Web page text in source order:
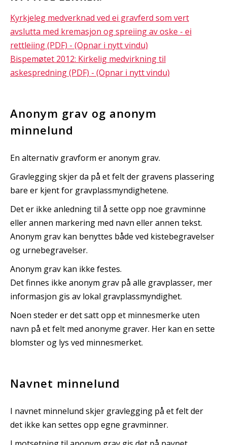
Kyrkjeleg medverknad ved ei gravferd som vert
avslutta med kremasjon og spreiing av oske - ei
rettleiing (PDF) - (Opnar i nytt vindu)
Bispemøtet 2012: Kirkelig medvirkning til
askespredning (PDF) - (Opnar i nytt vindu)
Anonym grav og anonym
minnelund
En alternativ gravform er anonym grav.
Gravlegging skjer da på et felt der gravens plassering
bare er kjent for gravplassmyndighetene.
Det er ikke anledning til å sette opp noe gravminne
eller annen markering med navn eller annen tekst.
Anonym grav kan benyttes både ved kistebegravelser
og urnebegravelser.
Anonym grav kan ikke festes.
Det finnes ikke anonym grav på alle gravplasser, mer
informasjon gis av lokal gravplassmyndighet.
Noen steder er det satt opp et minnesmerke uten
navn på et felt med anonyme graver. Her kan en sette
blomster og lys ved minnesmerket.
Navnet minnelund
I navnet minnelund skjer gravlegging på et felt der
det ikke kan settes opp egne gravminner.